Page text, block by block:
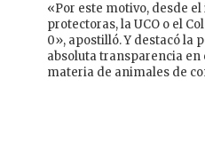
«Por este motivo, desde
protectoras, la UCO o el
0», apostilló. Y destacó la
absoluta transparencia
materia de animales de